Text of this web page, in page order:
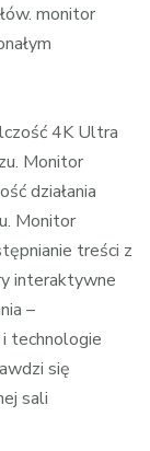
monitor
4K Ultra
Monitor
działania
Monitor
treści z
interaktywne
–
technologie
się
sali